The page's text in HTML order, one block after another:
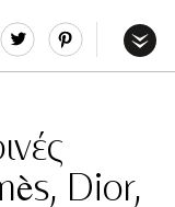
Tweet
Dior,